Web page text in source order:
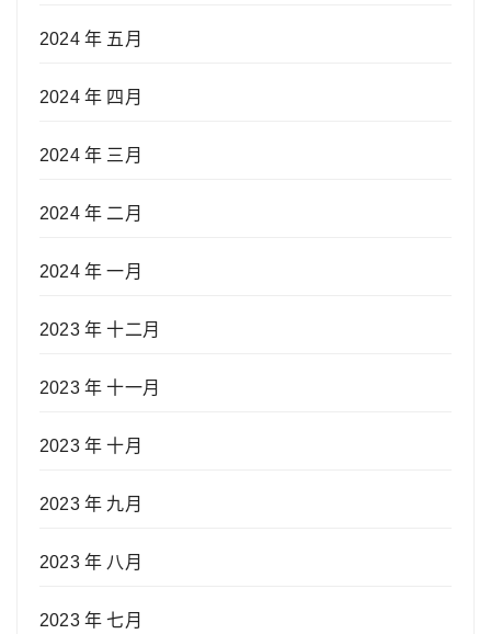
2024 年 五月
2024 年 四月
2024 年 三月
2024 年 二月
2024 年 一月
2023 年 十二月
2023 年 十一月
2023 年 十月
2023 年 九月
2023 年 八月
2023 年 七月